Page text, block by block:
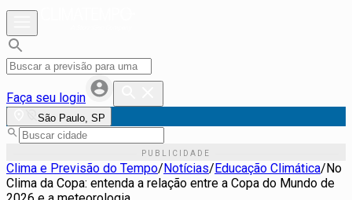
Faça seu login
São Paulo, SP
Clima e Previsão do Tempo/Notícias/Educação Climática/No
Clima da Copa: entenda a relação entre a Copa do Mundo de